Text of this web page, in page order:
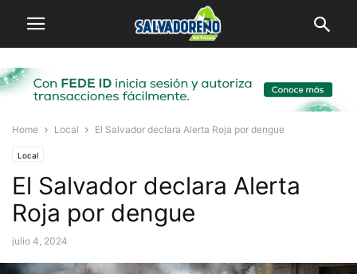
Home Local El Salvador declara Alerta Roja por dengue
Local
El Salvador declara Alerta
Roja por dengue
julio 4, 2024